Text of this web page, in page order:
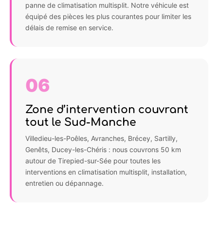
panne de climatisation multisplit. Notre véhicule est
équipé des pièces les plus courantes pour limiter les
délais de remise en service.
06
Zone d’intervention couvrant
tout le Sud-Manche
Villedieu-les-Poêles, Avranches, Brécey, Sartilly,
Genêts, Ducey-les-Chéris : nous couvrons 50 km
autour de Tirepied-sur-Sée pour toutes les
interventions en climatisation multisplit, installation,
entretien ou dépannage.